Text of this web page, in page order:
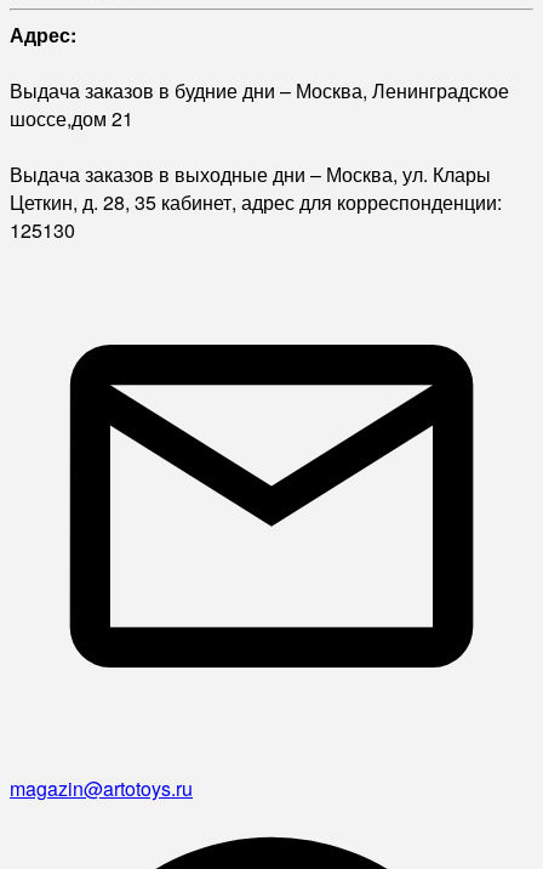
Адрес:
Выдача заказов в будние дни – Москва, Ленинградское
шоссе,дом 21
Выдача заказов в выходные дни – Москва, ул. Клары
Цеткин, д. 28, 35 кабинет, адрес для корреспонденции:
125130
magazin@artotoys.ru